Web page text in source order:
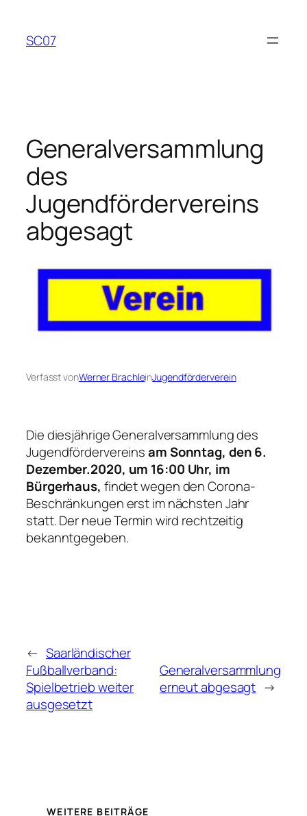
springen
SC07
Generalversammlung
des
Jugendfördervereins
abgesagt
Verfasst vonWerner BrachleinJugendförderverein
Die diesjährige Generalversammlung des
Jugendfördervereinsam Sonntag, den6.
Dezember.2020, um 16:00 Uhr, im
Bürgerhaus, findet wegen den Corona-
Beschränkungen erst im nächsten Jahr
statt. Der neue Termin wird rechtzeitig
bekanntgegeben.
← Saarländischer
Fußballverband:
Spielbetrieb weiter
ausgesetzt
Generalversammlung
erneut abgesagt →
WEITERE BEITRÄGE